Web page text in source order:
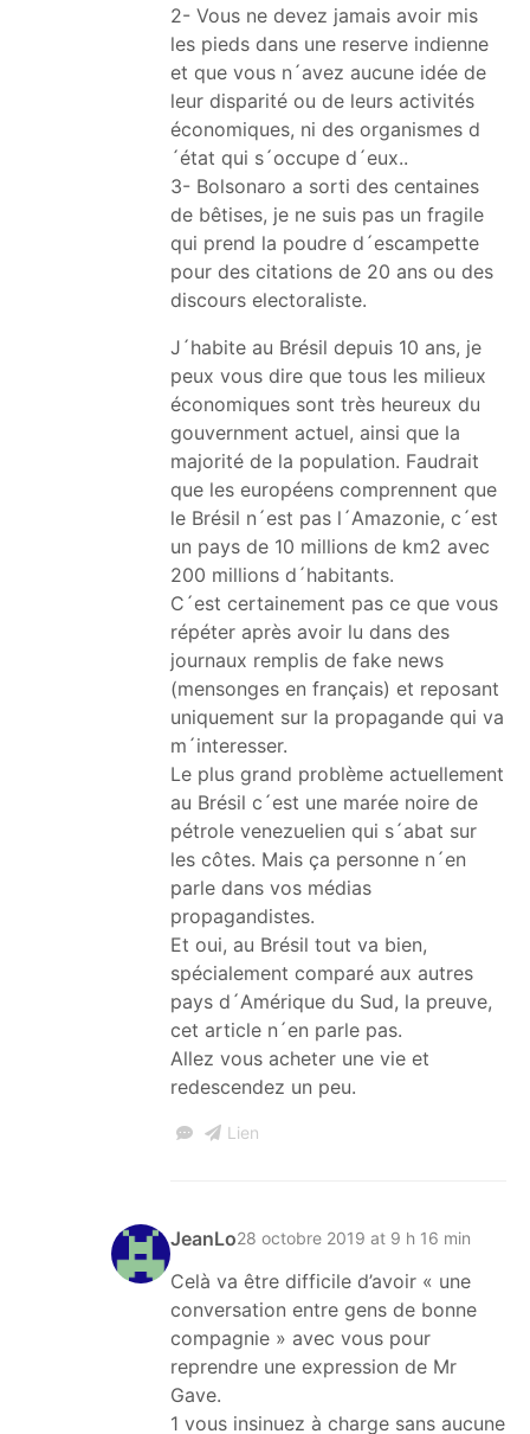
2- Vous ne devez jamais avoir mis
les pieds dans une reserve indienne
et que vous n´avez aucune idée de
leur disparité ou de leurs activités
économiques, ni des organismes d
´état qui s´occupe d´eux..
3- Bolsonaro a sorti des centaines
de bêtises, je ne suis pas un fragile
qui prend la poudre d´escampette
pour des citations de 20 ans ou des
discours electoraliste.
J´habite au Brésil depuis 10 ans, je
peux vous dire que tous les milieux
économiques sont très heureux du
gouvernment actuel, ainsi que la
majorité de la population. Faudrait
que les européens comprennent que
le Brésil n´est pas l´Amazonie, c´est
un pays de 10 millions de km2 avec
200 millions d´habitants.
C´est certainement pas ce que vous
répéter après avoir lu dans des
journaux remplis de fake news
(mensonges en français) et reposant
uniquement sur la propagande qui va
m´interesser.
Le plus grand problème actuellement
au Brésil c´est une marée noire de
pétrole venezuelien qui s´abat sur
les côtes. Mais ça personne n´en
parle dans vos médias
propagandistes.
Et oui, au Brésil tout va bien,
spécialement comparé aux autres
pays d´Amérique du Sud, la preuve,
cet article n´en parle pas.
Allez vous acheter une vie et
redescendez un peu.
Lien
JeanLo28 octobre 2019 at 9 h 16 min
Celà va être difficile d’avoir « une
conversation entre gens de bonne
compagnie » avec vous pour
reprendre une expression de Mr
Gave.
1 vous insinuez à charge sans aucune